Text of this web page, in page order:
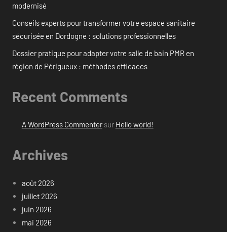
modernisé
Conseils experts pour transformer votre espace sanitaire
sécurisée en Dordogne : solutions professionnelles
Dossier pratique pour adapter votre salle de bain PMR en
région de Périgueux : méthodes efficaces
Recent Comments
A WordPress Commentersur Hello world!
Archives
août 2026
juillet 2026
juin 2026
mai 2026